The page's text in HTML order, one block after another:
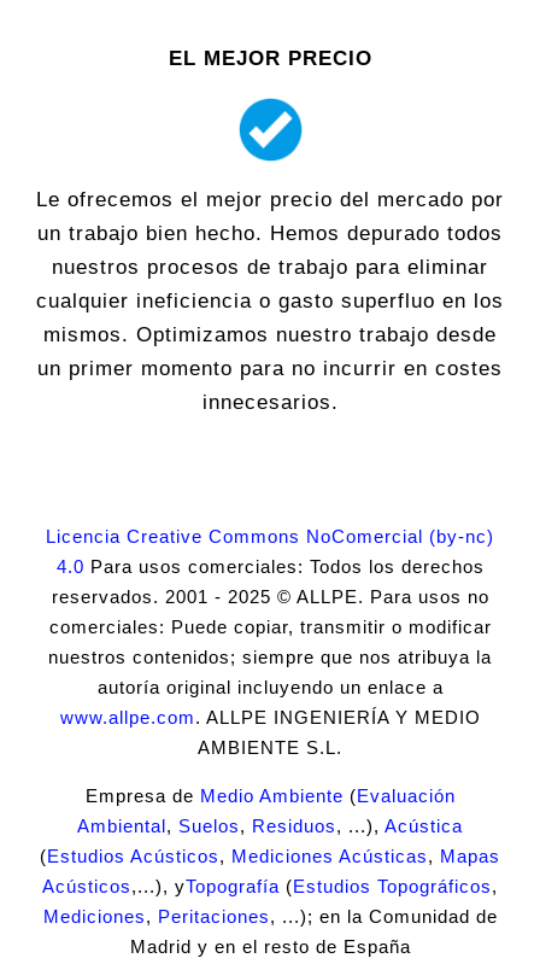
EL MEJOR PRECIO
Le ofrecemos el mejor precio del mercado por
un trabajo bien hecho. Hemos depurado todos
nuestros procesos de trabajo para eliminar
cualquier ineficiencia o gasto superfluo en los
mismos. Optimizamos nuestro trabajo desde
un primer momento para no incurrir en costes
innecesarios.
Licencia Creative Commons NoComercial (by-nc)
4.0 Para usos comerciales: Todos los derechos
reservados. 2001 - 2025 © ALLPE. Para usos no
comerciales: Puede copiar, transmitir o modificar
nuestros contenidos; siempre que nos atribuya la
autoría original incluyendo un enlace a
www.allpe.com. ALLPE INGENIERÍA Y MEDIO
AMBIENTE S.L.
Empresa de Medio Ambiente (Evaluación
Ambiental, Suelos, Residuos, ...), Acústica
(Estudios Acústicos, Mediciones Acústicas, Mapas
Acústicos,...), yTopografía (Estudios Topográficos,
Mediciones, Peritaciones, ...); en la Comunidad de
Madrid y en el resto de España